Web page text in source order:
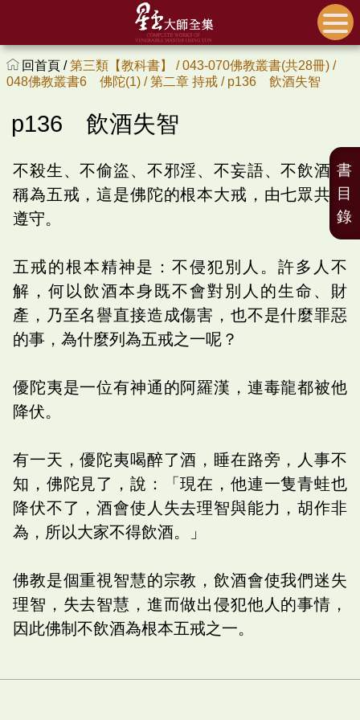
回首頁 /第三類【教科書】 /043-070佛教叢書(共28冊) /
048佛教叢書6 佛陀(1) /第二章 持戒 / p136 飲酒失智
p136 飲酒失智
不殺生、不偷盜、不邪淫、不妄語、不飲酒，
稱為五戒，這是佛陀的根本大戒，由七眾共同
遵守。
五戒的根本精神是：不侵犯別人。許多人不
解，何以飲酒本身既不會對別人的生命、財
產，乃至名譽直接造成傷害，也不是什麼罪惡
的事，為什麼列為五戒之一呢？
優陀夷是一位有神通的阿羅漢，連毒龍都被他
降伏。
有一天，優陀夷喝醉了酒，睡在路旁，人事不
知，佛陀見了，說：「現在，他連一隻青蛙也
降伏不了，酒會使人失去理智與能力，胡作非
為，所以大家不得飲酒。」
佛教是個重視智慧的宗教，飲酒會使我們迷失
理智，失去智慧，進而做出侵犯他人的事情，
因此佛制不飲酒為根本五戒之一。
書
目
錄